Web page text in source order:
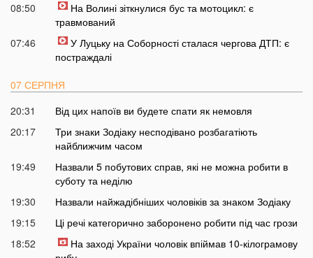
08:50
На Волині зіткнулися бус та мотоцикл: є
травмований
07:46
У Луцьку на Соборності сталася чергова ДТП: є
постраждалі
07 СЕРПНЯ
20:31
Від цих напоїв ви будете спати як немовля
20:17
Три знаки Зодіаку несподівано розбагатіють
найближчим часом
19:49
Назвали 5 побутових справ, які не можна робити в
суботу та неділю
19:30
Назвали найжадібніших чоловіків за знаком Зодіаку
19:15
Ці речі категорично заборонено робити під час грози
18:52
На заході України чоловік впіймав 10-кілограмову